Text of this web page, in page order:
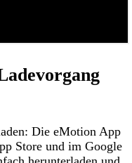
Die eMotion App
Store und im Google